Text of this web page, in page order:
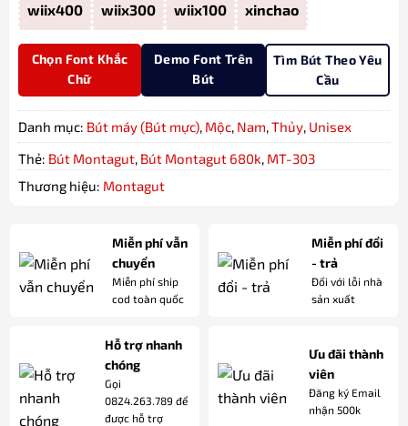
wiix400 wiix300 wiix100 xinchao
Chọn Font Khắc
Chữ
Demo Font Trên
Bút
Tìm Bút Theo Yêu
Cầu
Danh mục: Bút máy (Bút mực), Mộc, Nam,Thủy, Unisex
Thẻ: Bút Montagut, Bút Montagut 680k, MT-303
Thương hiệu: Montagut
Miễn phí vẫn
chuyển
Miễn phí ship
cod toàn quốc
Miễn phí đổi
- trả
Đối với lỗi nhà
sản xuất
Hỗ trợ nhanh
chóng
Gọi
0824.263.789 để
được hỗ trợ
Ưu đãi thành
viên
Đăng ký Email
nhận 500k